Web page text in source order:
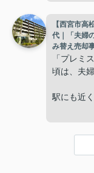
インフィ
ランドメ
売却と新
よう細か
販売活動
ただ、
「こうい
という不
りました。
望される
だきまし
【西宮市
代｜「夫婦
み替え売却
「プレミ
頃は、夫
駅にも近
と勤務先
きく変化